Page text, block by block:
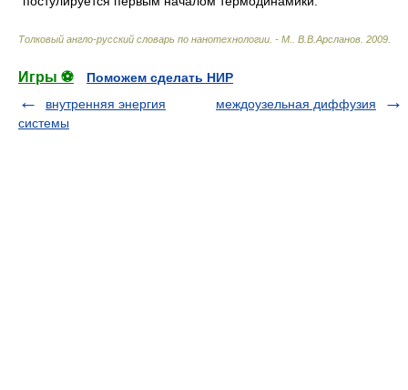
Толковый англо-русский словарь по нанотехнологии. - М. В.В.Арсланов 2009
Игры ⚽
Поможем сделать НИР
внутренняя энергия
системы
междоузельная диффузия